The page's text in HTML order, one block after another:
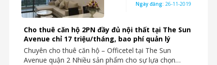
Cho thuê căn hộ 2PN đầy đủ nội thất tại The Sun
Avenue chỉ 17 triệu/tháng, bao phí quản lý
Chuyên cho thuê căn hộ – Officetel tại The Sun
Avenue quận 2 Nhiều sản phẩm cho sự lựa chọn…
Ngày đăng: 26-11-2019